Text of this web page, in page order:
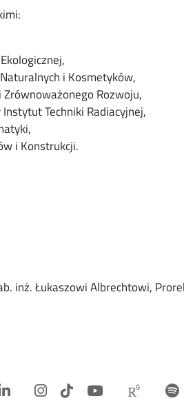
i Kosmetyków,
Rozwoju,
Techniki Radiacyjnej,
i Konstrukcji.
inż. Łukaszowi Albrechtowi,
LinkedinInstagram
TiTok Youtube